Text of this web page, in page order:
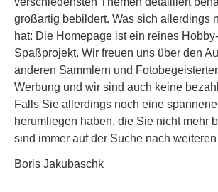
großartig bebildert. Was sich allerdings
hat: Die Homepage ist ein reines
Spaßprojekt. Wir freuen uns über den
anderen Sammlern und
Werbung und wir sind auch keine
Falls Sie allerdings noch eine
herumliegen haben, die Sie nicht mehr
sind immer auf der Suche nach
Boris Jakubaschk